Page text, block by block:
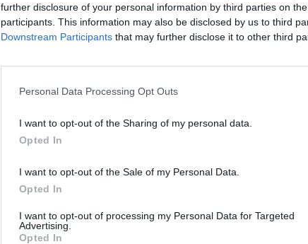
further disclosure of your personal information by third parties on the
participants. This information may also be disclosed by us to third
Downstream Participants that may further disclose it to other third
Personal Data Processing Opt Outs
I want to opt-out of the Sharing of my personal data.
Opted In
I want to opt-out of the Sale of my Personal Data.
Opted In
I want to opt-out of processing my Personal Data for Targeted
Advertising.
Opted In